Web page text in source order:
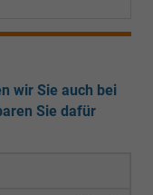
wir Sie auch bei
Sie dafür